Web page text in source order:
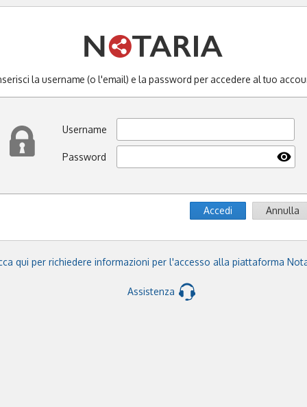
la username (o l'email) e la password per accedere al tuo
Username
Password
Accedi Annulla
qui per richiedere informazioni per l'accesso alla piattaforma
Assistenza